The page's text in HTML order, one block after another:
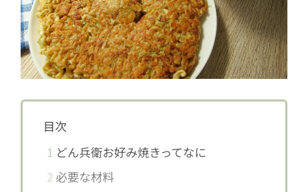
目次
1 どん兵衛お好み焼きってなに
2必要な材料